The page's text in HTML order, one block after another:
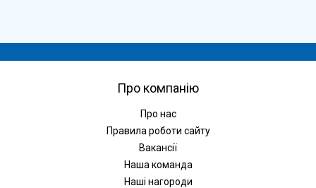
Про компанію
Про нас
Правила роботи сайту
Вакансії
Наша команда
Наші нагороди